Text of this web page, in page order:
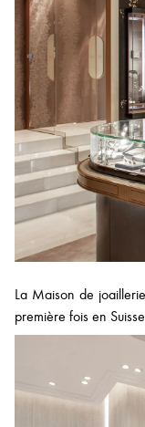
La Maison de
première fois en